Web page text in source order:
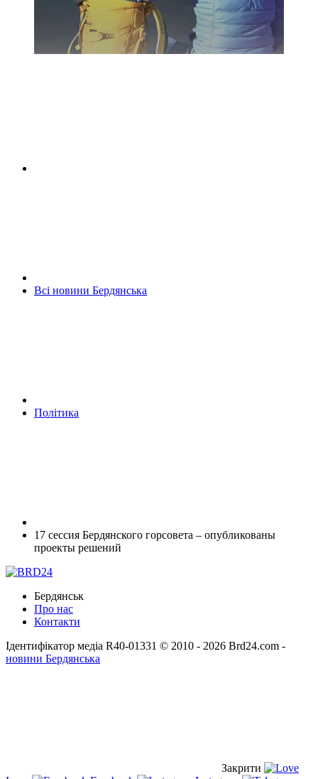
Всі новини Бердянська
Політика
17 сессия Бердянского горсовета – опубликованы
проекты решений
Бердянськ
Про нас
Контакти
Ідентифікатор медіа R40-01331 © 2010 - 2026 Brd24.com -
новини Бердянська
Закрити